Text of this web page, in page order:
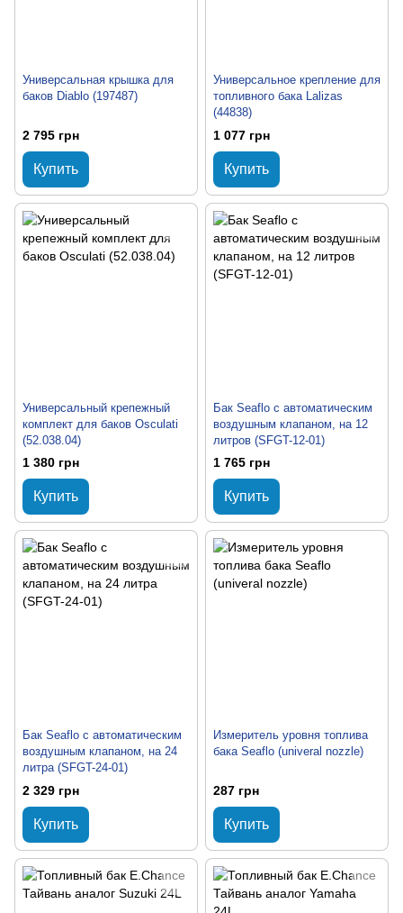
Универсальная крышка для
баков Diablo (197487)
2 795 грн
Купить
Универсальное крепление для
топливного бака Lalizas
(44838)
1 077 грн
Купить
Универсальный крепежный
комплект для баков Osculati
(52.038.04)
1 380 грн
Купить
Бак Seaflo с автоматическим
воздушным клапаном, на 12
литров (SFGT-12-01)
1 765 грн
Купить
Бак Seaflo с автоматическим
воздушным клапаном, на 24
литра (SFGT-24-01)
2 329 грн
Купить
Измеритель уровня топлива
бака Seaflo (univeral nozzle)
287 грн
Купить